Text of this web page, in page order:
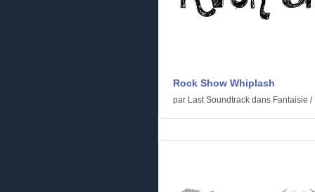
Rock Show Whiplash
par Last Soundtrack dans Fantaisie /